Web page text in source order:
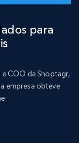
para
COO da Shoptagr,
empresa obteve